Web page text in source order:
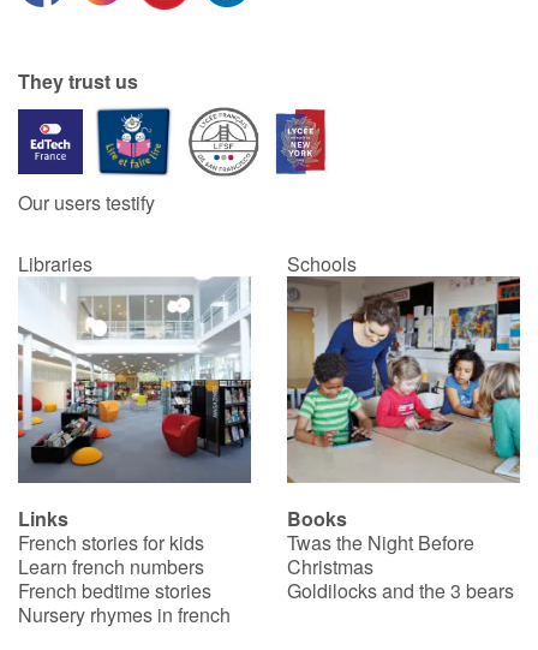
They trust us
Our users testify
Libraries Schools
Links
French stories for kids
Learn french numbers
French bedtime stories
Nursery rhymes in french
Books
Twas the Night Before
Christmas
Goldilocks and the 3 bears